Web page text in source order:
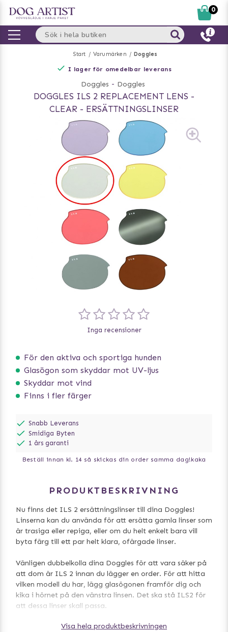
Start Varumärken Doggles
I lager för omedelbar leverans
Doggles - Doggles
DOGGLES ILS 2 REPLACEMENT LENS -
CLEAR - ERSÄTTNINGSLINSER
För den aktiva och sportiga hunden
Glasögon som skyddar mot UV-ljus
Skyddar mot vind
Finns i fler färger
Inga recensioner
Snabb Leverans
Smidiga Byten
1 års garanti
Beställ innan kl. 14 så skickas din order samma dag!kaka
PRODUKTBESKRIVNING
Nu finns det ILS 2 ersättningslinser till dina Doggles!
Linserna kan du använda för att ersätta gamla linser som
är trasiga eller repiga, eller om du helt enkelt bara vill
byta färg till ett par helt klara, ofärgade linser.
Vänligen dubbelkolla dina Doggles för att vara säker på
att dom är ILS 2 innan du lägger en order. För att hitta
vilken modell du har, lägg glasögonen framför dig och
kika i hörnet på den vänstra linsen. Det ska stå ILS2 för
att dessa linser skall passa.
Glasögon ingår ej.Visa hela produktbeskrivningen
0